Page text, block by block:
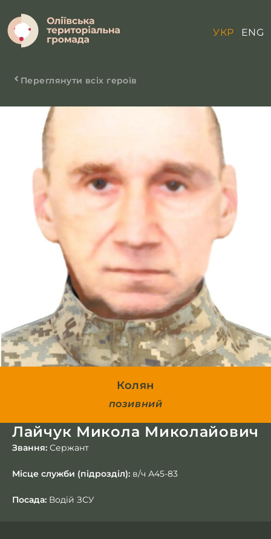
УКР ENG
Переглянути всіх героїв
Колян
позивний
Лайчук Микола Миколайович
Звання: Сержант
Місце служби (підрозділ): в/ч А45-83
Посада: Водій ЗСУ